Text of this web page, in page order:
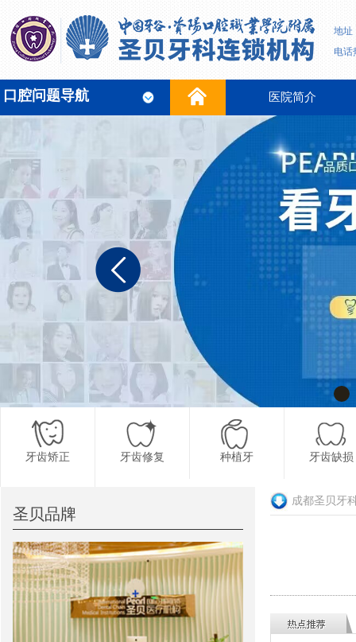
地址
电话
口腔问题导航 医院简介
牙齿矫正 牙齿修复 种植牙 牙齿缺损
更多项目
成都圣贝牙
圣贝品牌